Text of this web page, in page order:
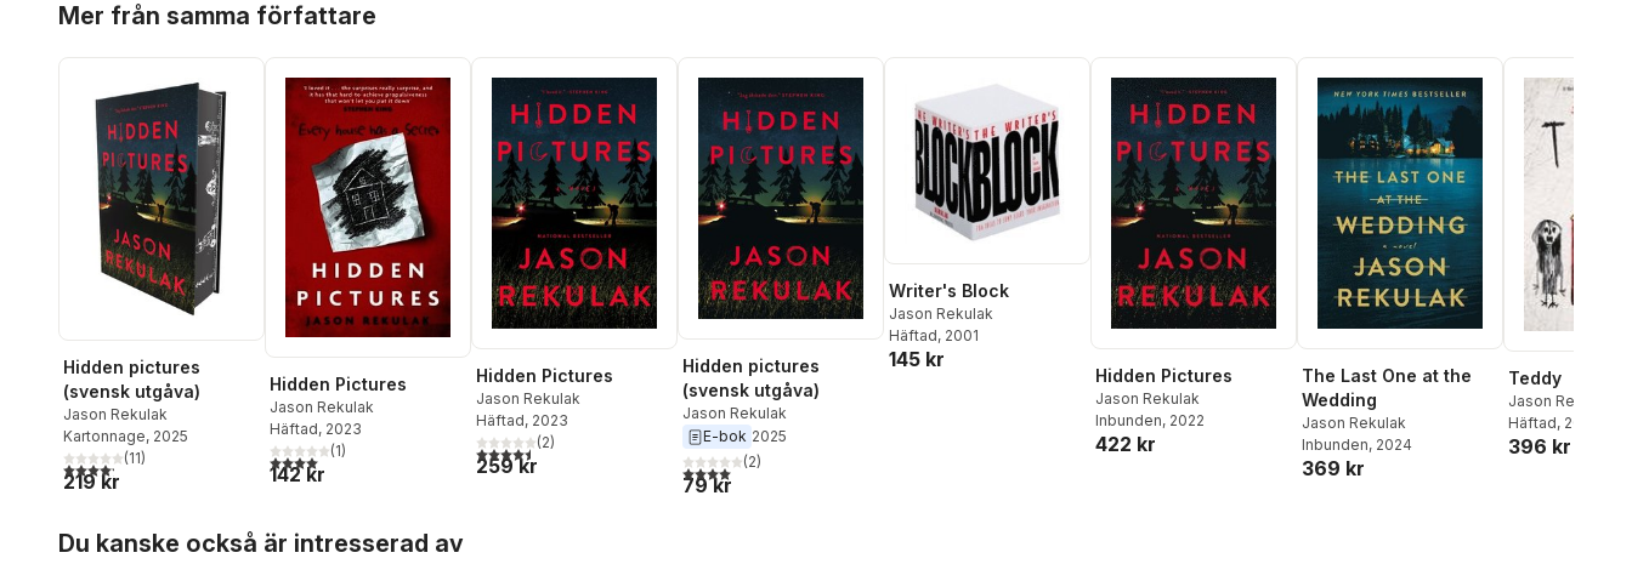
Mer från samma författare
Hidden pictures
(svensk utgåva)
Jason Rekulak
Kartonnage, 2025
4,2utav 5 stjärnor. Totalt antal röster:
(11)
219 kr
Hidden Pictures
Jason Rekulak
Häftad, 2023
4,0utav 5 stjärnor. Totalt antal röster:
(1)
142 kr
Hidden Pictures
Jason Rekulak
Häftad, 2023
4,5utav 5 stjärnor. Totalt antal röster:
(2)
259 kr
Hidden pictures
(svensk utgåva)
Jason Rekulak
E-bok 2025
4,0utav 5 stjärnor. Totalt antal röster:
(2)
79 kr
Writer's Block
Jason Rekulak
Häftad, 2001
145 kr
Hidden Pictures
Jason Rekulak
Inbunden, 2022
422 kr
The Last One at the
Wedding
Jason Rekulak
Inbunden, 2024
369 kr
Teddy
Jason Rekulak
Häftad, 2022
396 kr
Du kanske också är intresserad av